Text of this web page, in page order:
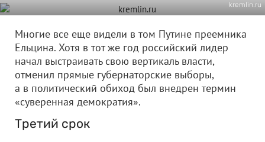
kremlin.ru
Многие все еще видели в том Путине преемника
Ельцина. Хотя в тот же год российский лидер
начал выстраивать свою вертикаль власти,
отменил прямые губернаторские выборы,
а в политический обиход был внедрен термин
«суверенная демократия».
Третий срок